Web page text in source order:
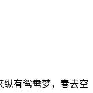
纵有鸳鸯梦，春去空